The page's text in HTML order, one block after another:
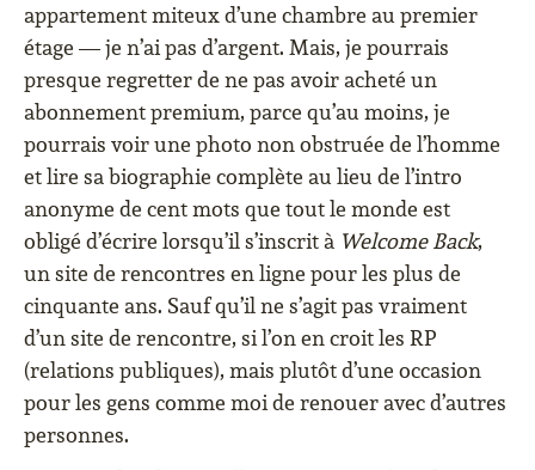
appartement miteux d’une chambre au premier
étage — je n’ai pas d’argent. Mais, je pourrais
presque regretter de ne pas avoir acheté un
abonnement premium, parce qu’au moins, je
pourrais voir une photo non obstruée de l’homme
et lire sa biographie complète au lieu de l’intro
anonyme de cent mots que tout le monde est
obligé d’écrire lorsqu’il s’inscrit à Welcome Back,
un site de rencontres en ligne pour les plus de
cinquante ans. Sauf qu’il ne s’agit pas vraiment
d’un site de rencontre, si l’on en croit les RP
(relations publiques), mais plutôt d’une occasion
pour les gens comme moi de renouer avec d’autres
personnes.